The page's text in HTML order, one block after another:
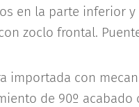
en la parte inferior y
zoclo frontal.
importada con
de 90º acabado